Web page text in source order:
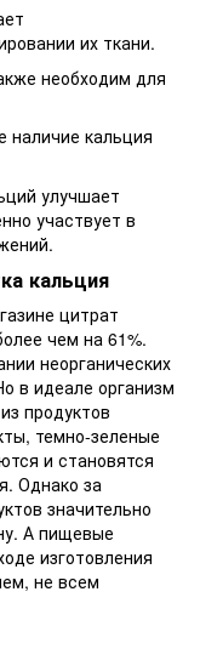
их ткани.
необходим для
наличие кальция
улучшает
участвует в
кальция
цитрат
чем на 61%.
неорганических
в идеале организм
продуктов
темно-зеленые
и становятся
Однако за
значительно
А пищевые
изготовления
не всем